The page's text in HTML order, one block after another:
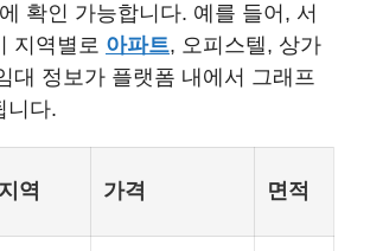
확인 가능합니다. 예를 들어, 서
지역별로 아파트, 오피스텔, 상가
대 정보가 플랫폼 내에서 그래프
니다.
지역 가격 면적